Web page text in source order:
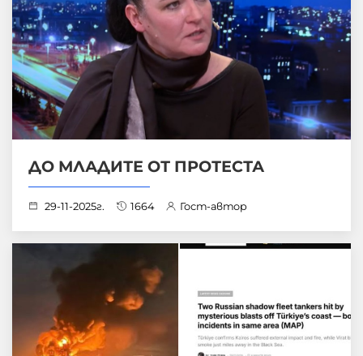
ДО МЛАДИТЕ ОТ ПРОТЕСТА
29-11-2025г. 1664 Гост-автор